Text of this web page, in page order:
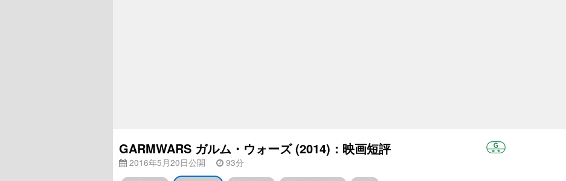
GARMWARS ガルム・ウォーズ (2014)：映画短評
2016年5月20日公開 93分